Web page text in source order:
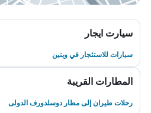
سيارت ايجار
سيارات للاستئجار في ويتين
المطارات القريبة
رحلات طيران إلى مطار دوسلدورف الدولى